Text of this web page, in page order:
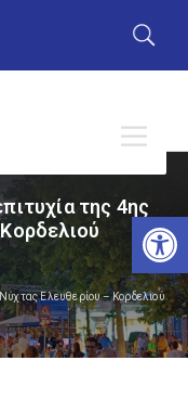
της 4ης
Ελευθερίου – Κορδελιού